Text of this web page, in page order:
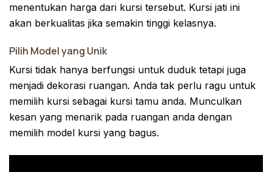
menentukan harga dari kursi tersebut. Kursi jati ini
akan berkualitas jika semakin tinggi kelasnya.
Pilih Model yang Unik
Kursi tidak hanya berfungsi untuk duduk tetapi juga
menjadi dekorasi ruangan. Anda tak perlu ragu untuk
memilih kursi sebagai kursi tamu anda. Munculkan
kesan yang menarik pada ruangan anda dengan
memilih model kursi yang bagus.